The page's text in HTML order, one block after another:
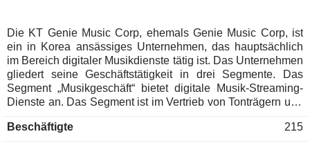
Die KT Genie Music Corp, ehemals Genie Music Corp, ist
ein in Korea ansässiges Unternehmen, das hauptsächlich
im Bereich digitaler Musikdienste tätig ist. Das Unternehmen
gliedert seine Geschäftstätigkeit in drei Segmente. Das
Segment „Musikgeschäft“ bietet digitale Musik-Streaming-
Dienste an. Das Segment ist im Vertrieb von Tonträgern und
E-Book-Abonnementdienste an. Das Segment „Sonstige
Beschäftigte 215